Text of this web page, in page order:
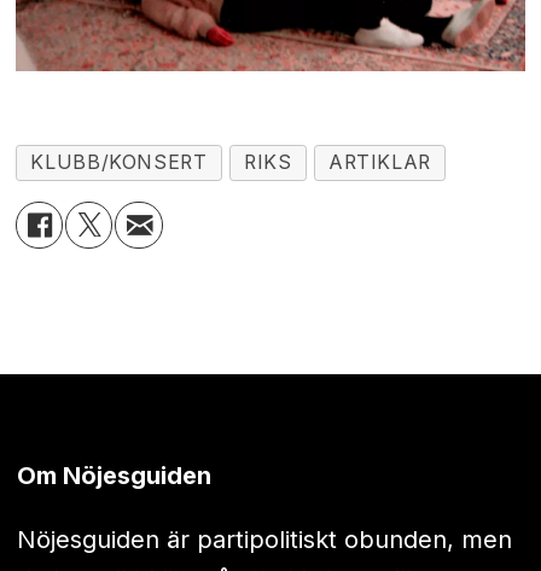
KLUBB/KONSERT RIKS ARTIKLAR
Om Nöjesguiden
Nöjesguiden är partipolitiskt obunden, men